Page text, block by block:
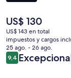
El
precio
actual
es
de
US$ 130
US$ 130
US$ 143 en total
impuestos y cargos
25 ago. - 26 ago.
Opiniones
9,49,4 de 10